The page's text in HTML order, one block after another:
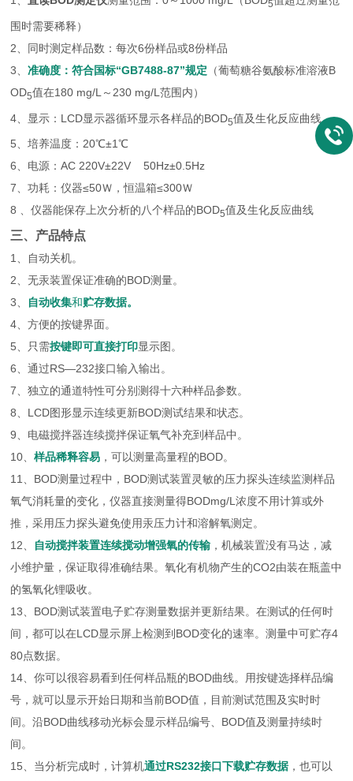
5
围时需要稀释）
2、同时测定样品数：每次6份样品或8份样品
3、准确度：符合国标“GB7488-87”规定 （葡萄糖谷氨酸标准溶液B
OD5值在180 mg/L～230 mg/L范围内）
4、显示：LCD显示器循环显示各样品的BOD5值及生化反应曲线
5、培养温度：20℃±1℃
6、电源：AC 220V±22V 50Hz±0.5Hz
7、功耗：仪器≤50Ｗ，恒温箱≤300Ｗ
8 、仪器能保存上次分析的八个样品的BOD5值及生化反应曲线
三、产品特点
1、自动关机。
2、无汞装置保证准确的BOD测量。
3、 自动收集和贮存数据。
4、方便的按键界面。
5、只需按键即可直接打印显示图。
6、通过RS—232接口输入输出。
7、独立的通道特性可分别测得十六种样品参数。
8、LCD图形显示连续更新BOD测试结果和状态。
9、电磁搅拌器连续搅拌保证氧气补充到样品中。
10、样品稀释容易 ，可以测量高量程的BOD。
11、BOD测量过程中，BOD测试装置灵敏的压力探头连续监测样品
氧气消耗量的变化，仪器直接测量得BODmg/L浓度不用计算或外
推，采用压力探头避免使用汞压力计和溶解氧测定。
12、 自动搅拌装置连续搅动增强氧的传输 ，机械装置没有马达，减
小维护量，保证取得准确结果。氧化有机物产生的CO2由装在瓶盖中
的氢氧化锂吸收。
13、BOD测试装置电子贮存测量数据并更新结果。在测试的任何时
间，都可以在LCD显示屏上检测到BOD变化的速率。测量中可贮存4
80点数据。
14、你可以很容易看到任何样品瓶的BOD曲线。用按键选择样品编
号，就可以显示开始日期和当前BOD值，目前测试范围及实时时
间。沿BOD曲线移动光标会显示样品编号、BOD值及测量持续时
间。
15、当分析完成时，计算机通过RS232接口下载贮存数据，也可以